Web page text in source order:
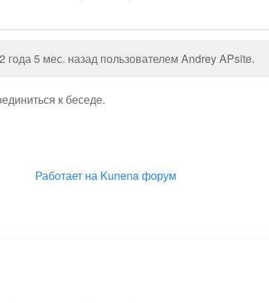
года 5 мес. назад пользователемAndrey APsite.
к беседе.
Работает на Kunena форум